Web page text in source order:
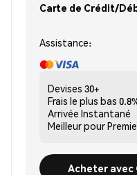
Carte de Crédit/
Assistance:
Devises 30+
Frais le plus bas
Arrivée Instantané
Meilleur pour
Acheter